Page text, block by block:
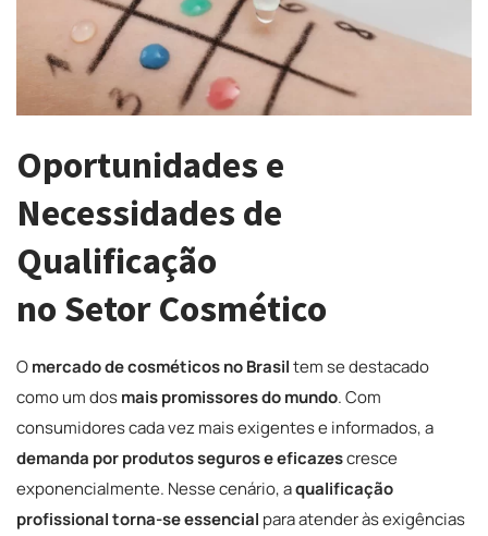
Oportunidades e
Necessidades de
Qualificação
no Setor Cosmético
Omercado de cosméticos no Brasiltem se destacado
como um dosmais promissores do mundo. Com
consumidores cada vez mais exigentes e informados, a
demanda por produtos seguros e eficazescresce
exponencialmente. Nesse cenário, aqualificação
profissional torna-se essencial para atender às exigências